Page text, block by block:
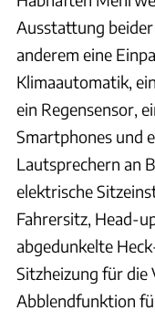
Ausstattung
anderem eine
Klimaautomatik,
ein Regensensor,
Smartphones und
Lautsprechern an
elektrische
Fahrersitz, Head-
abgedunkelte
Sitzheizung für die
Abblendfunktion